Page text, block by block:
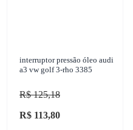
interruptor pressão óleo audi
a3 vw golf 3-rho 3385
R$ 125,18
R$ 113,80